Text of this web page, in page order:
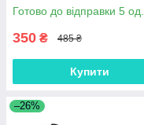
Готово до відправки 5 од.
350 ₴ 485 ₴
Купити
–26%